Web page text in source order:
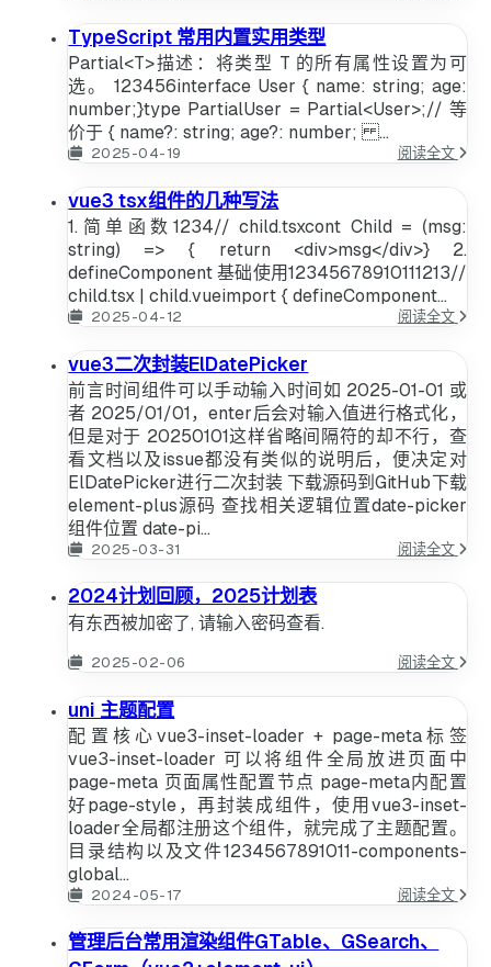
中
断
异
步
求
TypeScript 常用内置实用类型
Partial<T>‌描述‌：将类型 T 的所有属性设置为可
选。 123456interface User { name: string; age:
number;}type PartialUser = Partial<User>;// 等
价于 { name?: string; age?: number; ...
2025-04-19 阅读全文
置
实
用
类
vue3 tsx组件的几种写法
1.简单函数1234// child.tsxcont Child = (msg:
string) => { return <div>msg</div>} 2.
defineComponent 基础使用12345678910111213//
child.tsx | child.vueimport { defineComponent...
2025-04-12 阅读全文vue3
的
种
写
法
vue3二次封装ElDatePicker
前言时间组件可以手动输入时间如 2025-01-01 或
者 2025/01/01，enter后会对输入值进行格式化，
但是对于 20250101这样省略间隔符的却不行，查
看文档以及issue都没有类似的说明后，便决定对
ElDatePicker进行二次封装 下载源码到GitHub下载
element-plus源码 查找相关逻辑位置date-picker
组件位置 date-pi...
2025-03-31 阅读全文vue3
2024计划回顾，2025计划表
有东西被加密了, 请输入密码查看.
2025-02-06 阅读全文
顾，
2025
计
划
表
uni 主题配置
配置核心vue3-inset-loader + page-meta标签
vue3-inset-loader 可以将组件全局放进页面中
page-meta 页面属性配置节点 page-meta内配置
好page-style，再封装成组件，使用vue3-inset-
loader全局都注册这个组件，就完成了主题配置。
目录结构以及文件1234567891011-components-
global...
2024-05-17 阅读全文uni
管理后台常用渲染组件GTable、GSearch、